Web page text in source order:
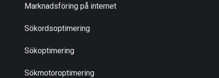
Marknadsföring på internet
Sökordsoptimering
Sökoptimering
Sökmotoroptimering